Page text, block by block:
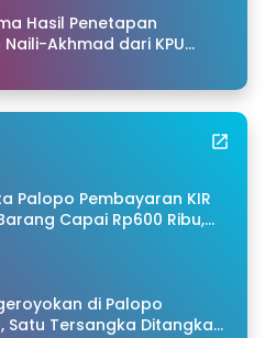
Hasil Penetapan
Akhmad dari KPU
Palopo Pembayaran KIR
Capai Rp600 Ribu,
Dugaan Pungli
di Palopo
Satu Tersangka Ditangkap